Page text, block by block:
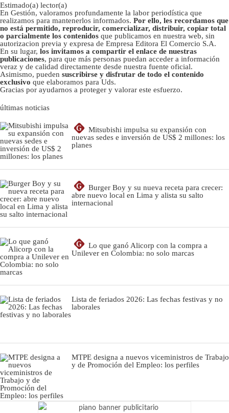
Estimado(a) lector(a)
En Gestión, valoramos profundamente la labor periodística que
realizamos para mantenerlos informados. Por ello, les recordamos que
no está permitido, reproducir, comercializar, distribuir, copiar total
o parcialmente los contenidos que publicamos en nuestra web, sin
autorizacion previa y expresa de Empresa Editora El Comercio S.A.
En su lugar, los invitamos a compartir el enlace de nuestras
publicaciones, para que más personas puedan acceder a información
veraz y de calidad directamente desde nuestra fuente oficial.
Asimismo, pueden suscribirse y disfrutar de todo el contenido
exclusivo que elaboramos para Uds.
Gracias por ayudarnos a proteger y valorar este esfuerzo.
últimas noticias
G
Mitsubishi impulsa su expansión con
nuevas sedes e inversión de US$ 2 millones: los
planes
G
Burger Boy y su nueva receta para crecer:
abre nuevo local en Lima y alista su salto
internacional
G
Lo que ganó Alicorp con la compra a
Unilever en Colombia: no solo marcas
Lista de feriados 2026: Las fechas festivas y no
laborales
MTPE designa a nuevos viceministros de Trabajo
y de Promoción del Empleo: los perfiles